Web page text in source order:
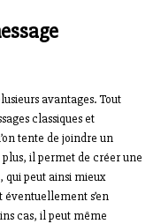
avantages. Tout
classiques et
tente de joindre un
il permet de créer une
qui peut ainsi mieux
éventuellement s’en
cas, il peut même